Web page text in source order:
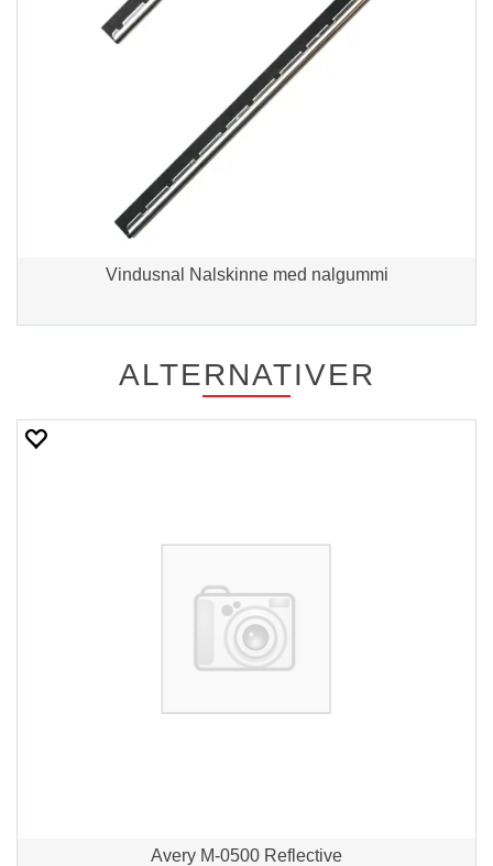
Vindusnal Nalskinne med nalgummi
ALTERNATIVER
Avery M-0500 Reflective